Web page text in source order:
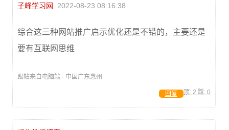
子峰学习网 2022-08-23 08:16:38
综合这三种网站推广启示优化还是不错的，主要还是
要有互联网思维
跟帖来自电脑端 · 中国广东惠州
顶: 2 踩: 0
回复